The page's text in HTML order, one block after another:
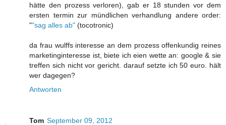
hätte den prozess verloren), gab er 18 stunden vor dem
ersten termin zur mündlichen verhandlung andere order:
""sag alles ab" (tocotronic)
da frau wulffs interesse an dem prozess offenkundig reines
marketinginteresse ist, biete ich eien wette an: google & sie
treffen sich nicht vor gericht. darauf setzte ich 50 euro. hält
wer dagegen?
Antworten
Tom September 09, 2012